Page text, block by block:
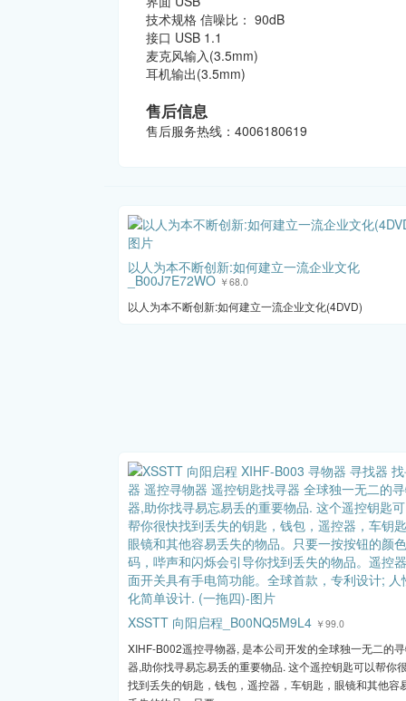
技术规格 信噪比： 90dB
接口 USB 1.1
麦克风输入(3.5mm)
耳机输出(3.5mm)
售后信息
售后服务热线：4006180619
以人为本不断创新:如何建立一流企业文化
_B00J7E72WO ￥68.0
以人为本不断创新:如何建立一流企业文化(4DVD)
XSSTT 向阳启程_B00NQ5M9L4 ￥99.0
XIHF-B002遥控寻物器, 是本公司开发的全球独一无二的
器,助你找寻易忘易丢的重要物品. 这个遥控钥匙可以帮你
找到丢失的钥匙，钱包，遥控器，车钥匙，眼镜和其他容